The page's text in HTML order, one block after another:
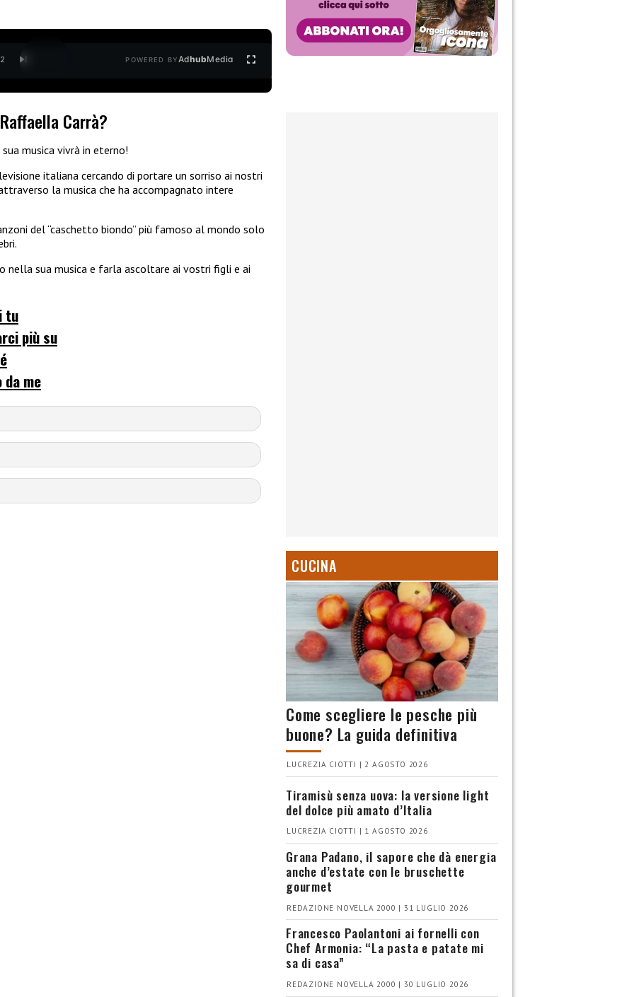
2 POWERED BYAdhubMedia
Carrà?
sua musica vivrà in eterno!
italiana cercando di portare un sorriso ai nostri
la musica che ha accompagnato intere
del “caschetto biondo” più famoso al mondo solo
sua musica e farla ascoltare ai vostri figli e ai
tu
più su
da me
CUCINA
Come scegliere le pesche più
buone? La guida definitiva
LUCREZIA CIOTTI | 2 AGOSTO 2026
Tiramisù senza uova: la versione light
del dolce più amato d’Italia
LUCREZIA CIOTTI | 1 AGOSTO 2026
Grana Padano, il sapore che dà energia
anche d’estate con le bruschette
gourmet
REDAZIONE NOVELLA 2000 | 31 LUGLIO 2026
Francesco Paolantoni ai fornelli con
Chef Armonia: “La pasta e patate mi
sa di casa”
REDAZIONE NOVELLA 2000 | 30 LUGLIO 2026